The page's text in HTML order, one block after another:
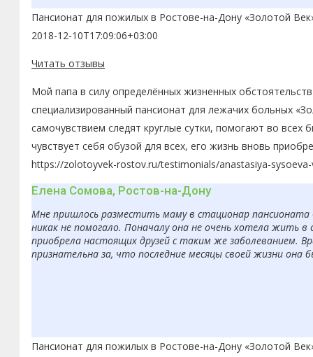
Пансионат для пожилых в Ростове-на-Дону «Золотой
2018-12-10T17:09:06+03:00
Читать отзывы
Мой папа в силу определённых жизненных
специализированный пансионат для лежачих больных
самочувствием следят круглые сутки, помогают во
чувствует себя обузой для всех, его жизнь вновь
https://zolotoyvek-rostov.ru/testimonials/anastasiya-
Елена Сомова, Ростов-на-Дону
Мне пришлось разместить маму в стационар пансионата
никак не помогало. Поначалу она не очень хотела жить
приобрела настоящих друзей с таким же заболеванием.
признательна за, что последние месяцы своей жизни
Пансионат для пожилых в Ростове-на-Дону «Золотой